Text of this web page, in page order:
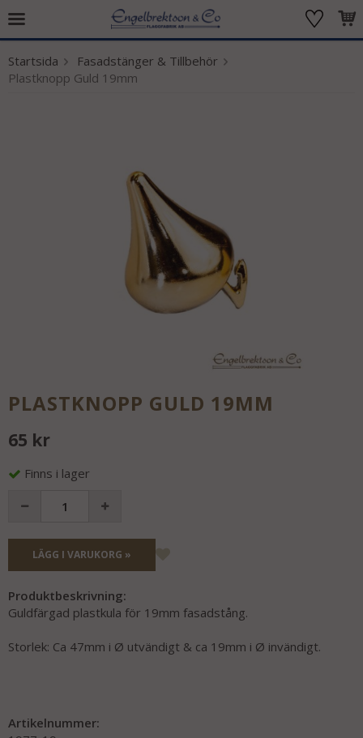
Produkten har blivit tillagd i varukorgen
Startsida
Fasadstänger & Tillbehör
Plastknopp Guld 19mm
PLASTKNOPP GULD 19MM
65 kr
Finns i lager
LÄGG I VARUKORG »
Produktbeskrivning:
Guldfärgad plastkula för 19mm fasadstång.
Storlek: Ca 47mm i Ø utvändigt & ca 19mm i Ø invändigt.
Artikelnummer: